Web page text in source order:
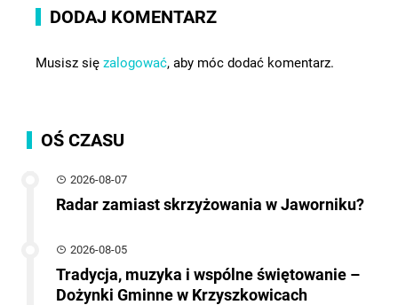
DODAJ KOMENTARZ
Musisz się zalogować, aby móc dodać komentarz.
OŚ CZASU
2026-08-07
Radar zamiast skrzyżowania w Jaworniku?
2026-08-05
Tradycja, muzyka i wspólne świętowanie –
Dożynki Gminne w Krzyszkowicach